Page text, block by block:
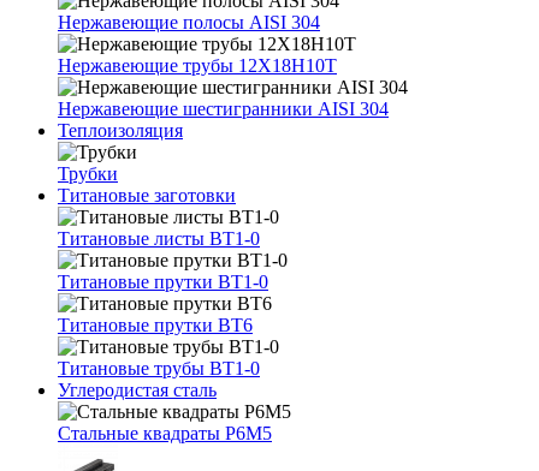
Нержавеющие полосы AISI 304
Нержавеющие трубы 12Х18Н10Т
Нержавеющие шестигранники AISI 304
Теплоизоляция
Трубки
Титановые заготовки
Титановые листы ВТ1-0
Титановые прутки ВТ1-0
Титановые прутки ВТ6
Титановые трубы ВТ1-0
Углеродистая сталь
Стальные квадраты Р6М5